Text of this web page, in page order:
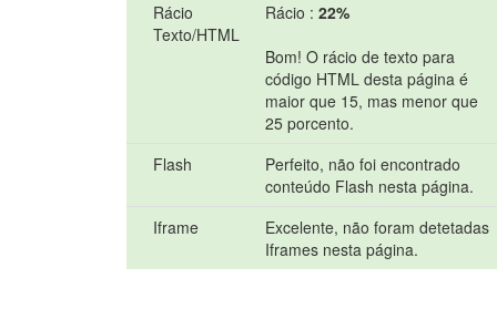
Rácio
Texto/HTML
Rácio :22%
Bom! O rácio de texto para
código HTML desta página é
maior que 15, mas menor que
25 porcento.
Flash
Perfeito, não foi encontrado
conteúdo Flash nesta página.
Iframe
Excelente, não foram detetadas
Iframes nesta página.